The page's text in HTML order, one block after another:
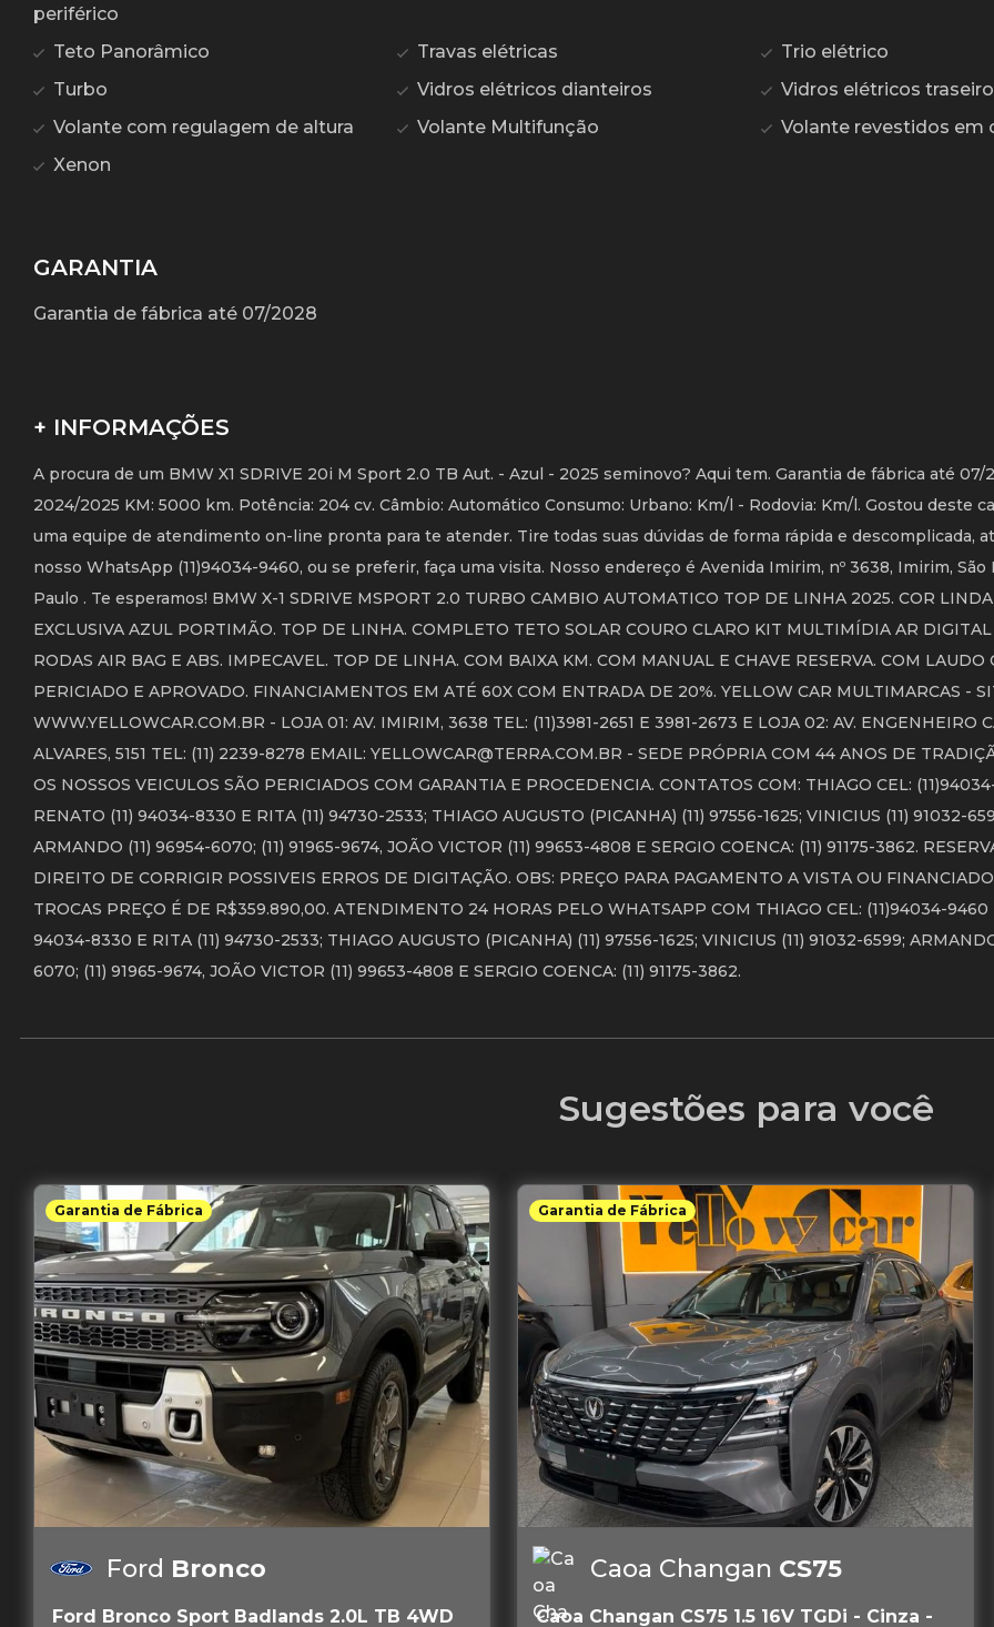
periférico
Teto Panorâmico Travas elétricas
Trio elétrico
Turbo
Vidros elétricos dianteiros
Vidros elétricos
Volante com regulagem de altura
Volante Multifunção
Volante revestidos em
Xenon
GARANTIA
Garantia de fábrica até 07/2028
+ INFORMAÇÕES
A procura de um BMW X1 SDRIVE 20i M Sport 2.0 TB Aut. - Azul - 2025 seminovo? Aqui tem. Garantia de fábrica até 07/
2024/2025 KM: 5000 km. Potência: 204 cv. Câmbio: Automático Consumo: Urbano: Km/l - Rodovia: Km/l. Gostou deste
uma equipe de atendimento on-line pronta para te atender. Tire todas suas dúvidas de forma rápida e descomplicada,
nosso WhatsApp (11)94034-9460, ou se preferir, faça uma visita. Nosso endereço é Avenida Imirim, nº 3638, Imirim, São
Paulo . Te esperamos! BMW X-1 SDRIVE MSPORT 2.0 TURBO CAMBIO AUTOMATICO TOP DE LINHA 2025. COR
EXCLUSIVA AZUL PORTIMÃO. TOP DE LINHA. COMPLETO TETO SOLAR COURO CLARO KIT MULTIMÍDIA AR
RODAS AIR BAG E ABS. IMPECAVEL. TOP DE LINHA. COM BAIXA KM. COM MANUAL E CHAVE RESERVA. COM LAUDO
PERICIADO E APROVADO. FINANCIAMENTOS EM ATÉ 60X COM ENTRADA DE 20%. YELLOW CAR MULTIMARCAS -
WWW.YELLOWCAR.COM.BR - LOJA 01: AV. IMIRIM, 3638 TEL: (11)3981-2651 E 3981-2673 E LOJA 02: AV. ENGENHEIRO
ALVARES, 5151 TEL: (11) 2239-8278 EMAIL: YELLOWCAR@TERRA.COM.BR - SEDE PRÓPRIA COM 44 ANOS DE
OS NOSSOS VEICULOS SÃO PERICIADOS COM GARANTIA E PROCEDENCIA. CONTATOS COM: THIAGO CEL:
RENATO (11) 94034-8330 E RITA (11) 94730-2533; THIAGO AUGUSTO (PICANHA) (11) 97556-1625; VINICIUS (11) 91032-
ARMANDO (11) 96954-6070; (11) 91965-9674, JOÃO VICTOR (11) 99653-4808 E SERGIO COENCA: (11) 91175-3862.
DIREITO DE CORRIGIR POSSIVEIS ERROS DE DIGITAÇÃO. OBS: PREÇO PARA PAGAMENTO A VISTA OU
TROCAS PREÇO É DE R$359.890,00. ATENDIMENTO 24 HORAS PELO WHATSAPP COM THIAGO CEL: (11)94034-9460
94034-8330 E RITA (11) 94730-2533; THIAGO AUGUSTO (PICANHA) (11) 97556-1625; VINICIUS (11) 91032-6599;
6070; (11) 91965-9674, JOÃO VICTOR (11) 99653-4808 E SERGIO COENCA: (11) 91175-3862.
Sugestões para você
Garantia de Fábrica
Ford Bronco
Ford Bronco Sport Badlands 2.0L TB 4WD
Garantia de Fábrica
Caoa Changan CS75
Caoa Changan CS75 1.5 16V TGDi - Cinza -